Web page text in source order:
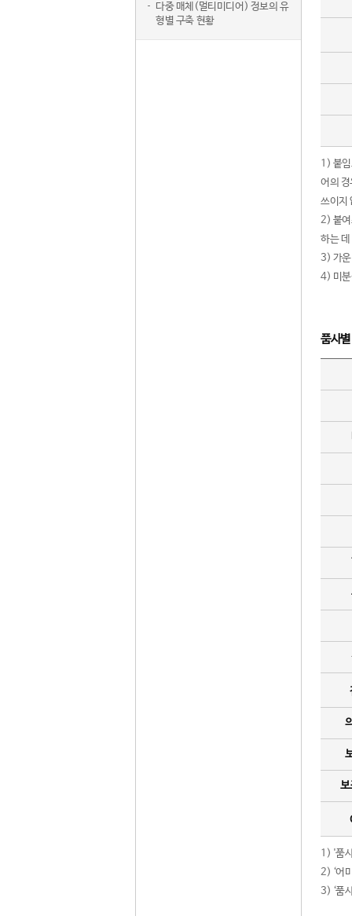
다중 매체(멀티미디어) 정보의 유
형별 구축 현황
1) 붙
어의
쓰이지
2) 붙여
하는
3) 가운
4) 미분
품사
보
1) '품
2) ‘어
3) ‘품